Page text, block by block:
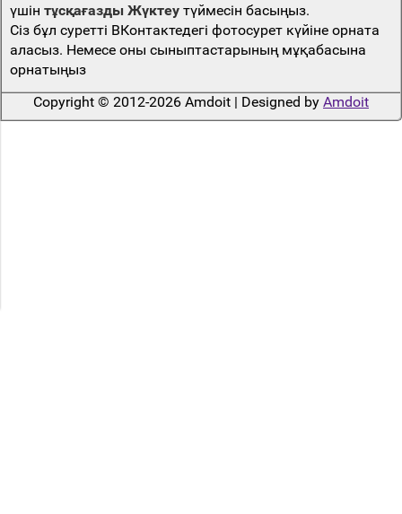
үшін тұсқағазды Жүктеутүймесін басыңыз.
Сіз бұл суретті ВКонтактедегі фотосурет күйіне орната
аласыз. Немесе оны сыныптастарының мұқабасына
орнатыңыз
Copyright © 2012-2026 Amdoit | Designed by Amdoit